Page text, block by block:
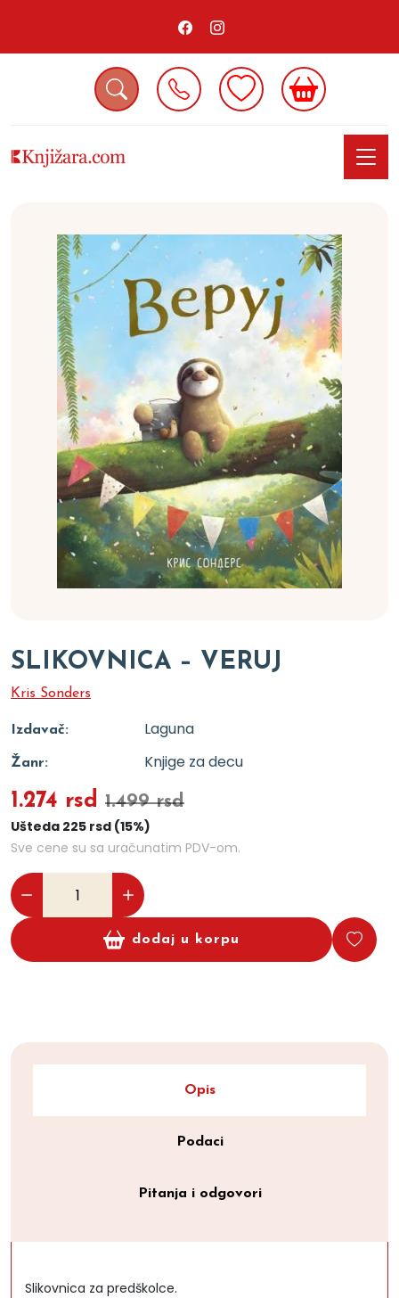
SLIKOVNICA – VERUJ
Kris Sonders
Izdavač: Laguna
Žanr: Knjige za decu
1.274 rsd 1.499 rsd
Ušteda 225 rsd (15%)
Sve cene su sa uračunatim PDV-om.
dodaj u korpu
Opis
Podaci
Pitanja i odgovori
Slikovnica za predškolce.